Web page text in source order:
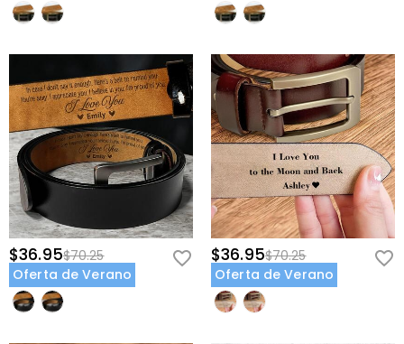
$36.95$70.25
Oferta de Verano
$36.95$70.25
Oferta de Verano